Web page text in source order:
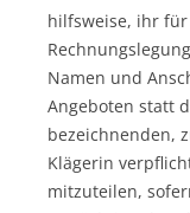
hilfsweise, ihr
Namen und
Angeboten statt
bezeichnenden,
Klägerin
mitzuteilen,